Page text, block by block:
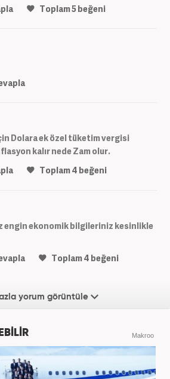
Toplam5beğeni
Dolara ek özel tüketim vergisi
kalır nede Zam olur.
Toplam4 beğeni
engin ekonomik bilgileriniz kesinlikle
Toplam4 beğeni
yorum görüntüle
Makroo